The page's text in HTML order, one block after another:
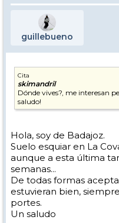
guillebueno
Cita
skimandril
Dónde vives?, me interesan
saludo!
Hola, soy de Badajoz.
Suelo esquiar en La
aunque a esta última
semanas...
De todas formas
estuvieran bien,
portes.
Un saludo